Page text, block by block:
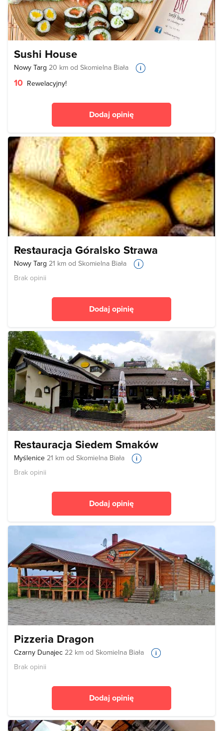
Sushi House
Nowy Targ 20 km od Skomielna Biała
10 Rewelacyjny!
Dodaj opinię
Restauracja Góralsko Strawa
Nowy Targ 21 km od Skomielna Biała
Brak opinii
Dodaj opinię
Restauracja Siedem Smaków
Myślenice 21 km od Skomielna Biała
Brak opinii
Dodaj opinię
Pizzeria Dragon
Czarny Dunajec 22 km od Skomielna Biała
Brak opinii
Dodaj opinię